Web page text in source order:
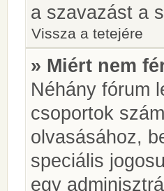
a szavazást a
Vissza a tetejére
» Miért nem
Néhány fórum
csoportok
olvasásához,
speciális
egy